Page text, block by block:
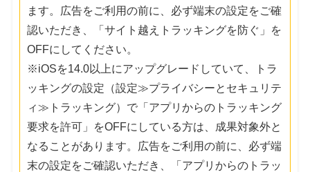
ます。広告をご利用の前に、必ず端末の設定をご確
認いただき、「サイト越えトラッキングを防ぐ」を
OFFにしてください。
※iOSを14.0以上にアップグレードしていて、トラ
ッキングの設定（設定≫プライバシーとセキュリテ
ィ≫トラッキング）で「アプリからのトラッキング
要求を許可」をOFFにしている方は、成果対象外と
なることがあります。広告をご利用の前に、必ず端
末の設定をご確認いただき、「アプリからのトラッ